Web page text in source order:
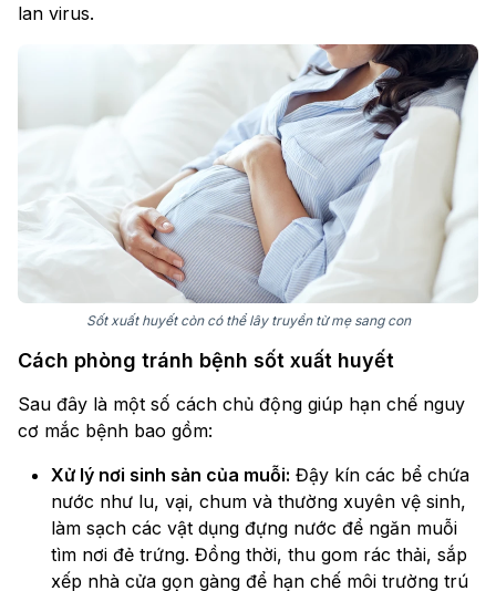
lan virus.
Sốt xuất huyết còn có thể lây truyền từ mẹ sang con
Cách phòng tránh bệnh sốt xuất huyết
Sau đây là một số cách chủ động giúp hạn chế nguy
cơ mắc bệnh bao gồm:
Xử lý nơi sinh sản của muỗi: Đậy kín các bể chứa
nước như lu, vại, chum và thường xuyên vệ sinh,
làm sạch các vật dụng đựng nước để ngăn muỗi
tìm nơi đẻ trứng. Đồng thời, thu gom rác thải, sắp
xếp nhà cửa gọn gàng để hạn chế môi trường trú